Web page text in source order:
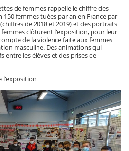
de femmes rappelle le chiffre des
femmes tuées par an en France par
de 2018 et 2019) et des portraits
femmes clôturent l'exposition, pour leur
de la violence faite aux femmes
masculine. Des animations qui
entre les élèves et des prises de
l'exposition